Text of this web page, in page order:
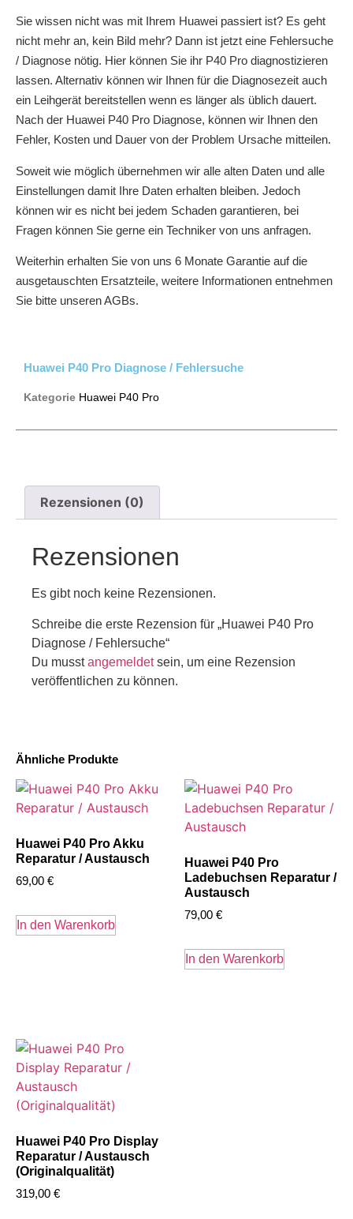
Sie wissen nicht was mit Ihrem Huawei passiert ist? Es geht
nicht mehr an, kein Bild mehr? Dann ist jetzt eine Fehlersuche
/ Diagnose nötig. Hier können Sie ihr P40 Pro diagnostizieren
lassen. Alternativ können wir Ihnen für die Diagnosezeit auch
ein Leihgerät bereitstellen wenn es länger als üblich dauert.
Nach der Huawei P40 Pro Diagnose, können wir Ihnen den
Fehler, Kosten und Dauer von der Problem Ursache mitteilen.
Soweit wie möglich übernehmen wir alle alten Daten und alle
Einstellungen damit Ihre Daten erhalten bleiben. Jedoch
können wir es nicht bei jedem Schaden garantieren, bei
Fragen können Sie gerne ein Techniker von uns anfragen.
Weiterhin erhalten Sie von uns 6 Monate Garantie auf die
ausgetauschten Ersatzteile, weitere Informationen entnehmen
Sie bitte unseren AGBs.
Ähnliche Produkte
Huawei P40 Pro Akku
Reparatur / Austausch
69,00 €
In den Warenkorb
Huawei P40 Pro
Ladebuchsen Reparatur /
Austausch
79,00 €
In den Warenkorb
Huawei P40 Pro Display
Reparatur / Austausch
(Originalqualität)
319,00 €
Huawei P40 Pro Diagnose / Fehlersuche
Kategorie Huawei P40 Pro
Rezensionen (0)
Rezensionen
Es gibt noch keine Rezensionen.
Schreibe die erste Rezension für „Huawei P40 Pro
Diagnose / Fehlersuche“
Du musstangemeldetsein, um eine Rezension
veröffentlichen zu können.